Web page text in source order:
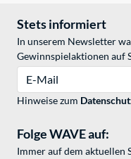
Stets informiert
In unserem Newsletter
Gewinnspielaktionen auf
Hinweise zum
Folge WAVE auf:
Immer auf dem aktuellen